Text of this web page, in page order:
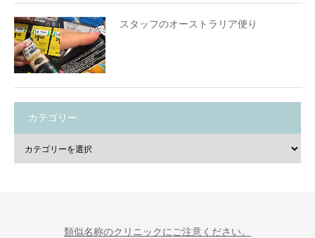
スタッフのオーストラリア便り
カテゴリー
類似名称のクリニックにご注意ください。